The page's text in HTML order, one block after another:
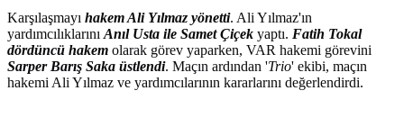
Karşılaşmayı hakem Ali Yılmaz yönetti. Ali Yılmaz'ın
yardımcılıklarını Anıl Usta ile Samet Çiçek yaptı. Fatih Tokal
dördüncü hakem olarak görev yaparken, VAR hakemi görevini
Sarper Barış Saka üstlendi. Maçın ardından 'Trio' ekibi, maçın
hakemi Ali Yılmaz ve yardımcılarının kararlarını değerlendirdi.